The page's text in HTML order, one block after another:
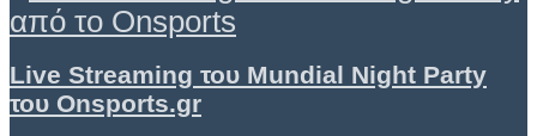
Live Streaming του Mundial Night Party
του Onsports.gr